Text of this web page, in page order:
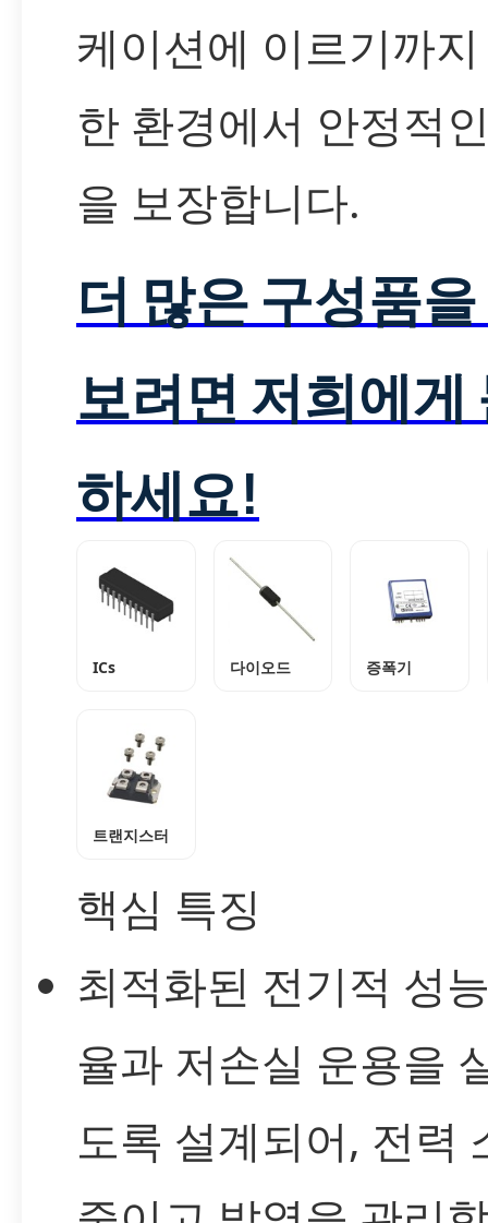
케이션에 이르기까
한 환경에서 안정적
을 보장합니다.
더 많은 구성품
보려면 저희에게
하세요!
ICs 다이오드 증폭기
트랜지스터
핵심 특징
최적화된 전기적 성
율과 저손실 운용을
도록 설계되어, 전력